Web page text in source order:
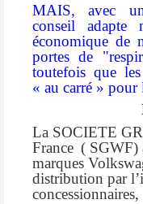
MAIS, avec
conseil
économique de
portes de
toutefois que
« au carré »
La SOCIETE
France ( SGWF)
marques
distribution par
concessionnaires,